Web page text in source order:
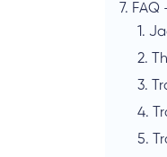
7. FAQ
1.
2.
3.
4.
5.